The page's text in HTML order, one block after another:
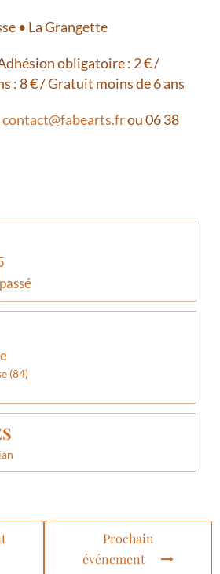
• La Grangette
obligatoire : 2 € /
: 8 € / Gratuit moins de 6 ans
contact@fabearts.frou 06 38
(84)
Prochain
événement